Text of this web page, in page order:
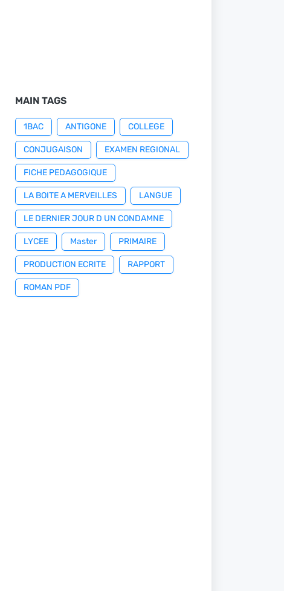
MAIN TAGS
1BAC ANTIGONE COLLEGE
CONJUGAISON EXAMEN REGIONAL
FICHE PEDAGOGIQUE
LA BOITE A MERVEILLES LANGUE
LE DERNIER JOUR D UN CONDAMNE
LYCEE Master PRIMAIRE
PRODUCTION ECRITE RAPPORT
ROMAN PDF